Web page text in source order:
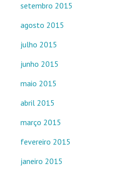
setembro 2015
agosto 2015
julho 2015
junho 2015
maio 2015
abril 2015
março 2015
fevereiro 2015
janeiro 2015